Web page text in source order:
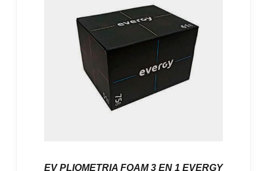
EV PLIOMETRIA FOAM 3 EN 1 EVERGY